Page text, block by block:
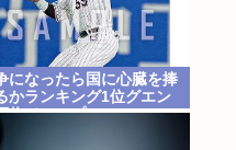
になったら国に心臓を捧
かランキング1位グエン
位ジャップ